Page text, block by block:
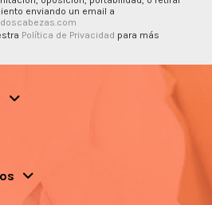
enviando un email a
Política de Privacidad para más